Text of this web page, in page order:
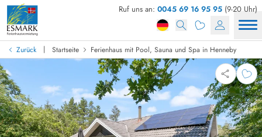
Ruf uns an: 0045 69 16 95 95 (9-20 Uhr)
Zurück | Startseite Ferienhaus mit Pool, Sauna und Spa in Henneby